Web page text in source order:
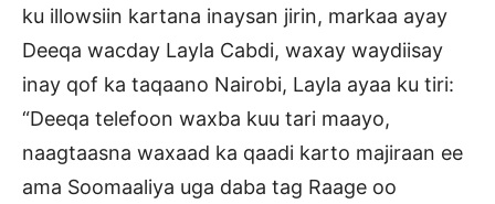
ku illowsiin kartana inaysan jirin, markaa ayay
Deeqa wacday Layla Cabdi, waxay waydiisay
inay qof ka taqaano Nairobi, Layla ayaa ku tiri:
“Deeqa telefoon waxba kuu tari maayo,
naagtaasna waxaad ka qaadi karto majiraan ee
ama Soomaaliya uga daba tag Raage oo